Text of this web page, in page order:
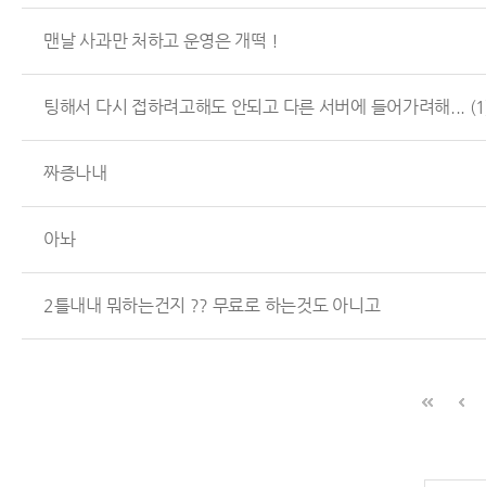
맨날 사과만 처하고 운영은 개떡 !
팅해서 다시 접하려고해도 안되고 다른 서버에 들어가려해...
짜증나내
아놔
2틀내내 뭐하는건지 ?? 무료로 하는것도 아니고